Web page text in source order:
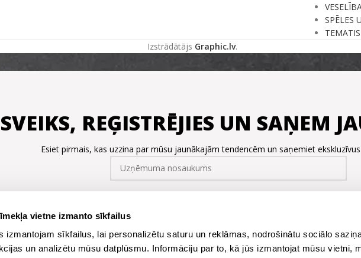
vietne izmanto sīkfailus
izmantojam sīkfailus, lai personalizētu saturu un reklāmas, nodrošinātu sociālo
un analizētu mūsu datplūsmu. Informāciju par to, kā jūs izmantojat mūsu vietni,
SPĒLES
Izstrādātājs Graphic.lv.
SVEIKS, REĢISTRĒJIES UN SAŅEM
Esiet pirmais, kas uzzina par mūsu jaunākajām tendencēm un saņemiet